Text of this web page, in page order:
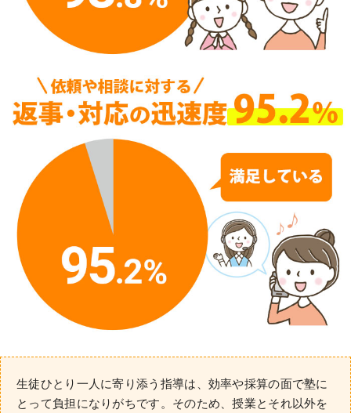
生徒ひとり一人に寄り添う指導は、効率や採算の面で塾に
とって負担になりがちです。そのため、授業とそれ以外を